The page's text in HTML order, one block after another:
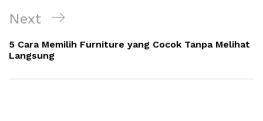
Next
Post
Next
5 Cara Memilih Furniture yang Cocok Tanpa Melihat
Langsung